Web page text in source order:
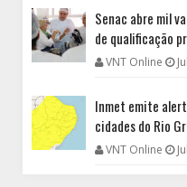
Senac abre mil
de qualificação
VNT Online
Inmet emite
cidades do Rio
VNT Online